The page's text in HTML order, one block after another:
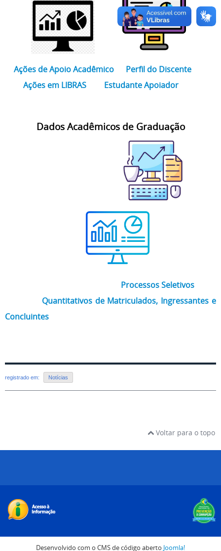
Ações de Apoio Acadêmico
Perfil do Discente
Ações em LIBRAS
Estudante Apoiador
Dados Acadêmicos de Graduação
Processos Seletivos
Quantitativos de Matriculados, Ingressantes e
Concluintes
registrado em: Notícias
Voltar para o topo
Desenvolvido com o CMS de código aberto Joomla!